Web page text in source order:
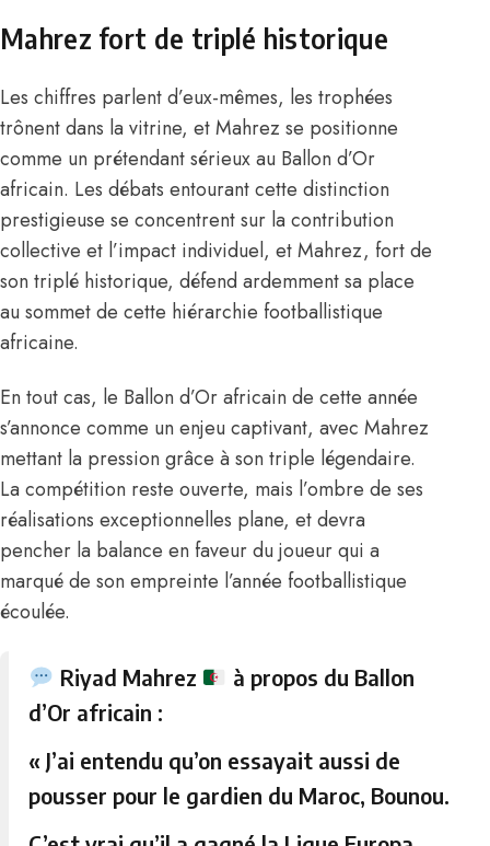
Mahrez fort de triplé historique
Les chiffres parlent d’eux-mêmes, les trophées
trônent dans la vitrine, et Mahrez se positionne
comme un prétendant sérieux au Ballon d’Or
africain. Les débats entourant cette distinction
prestigieuse se concentrent sur la contribution
collective et l’impact individuel, etMahrez, fort de
son triplé historique, défend ardemment sa place
au sommet de cette hiérarchie footballistique
africaine.
En tout cas, le Ballon d’Or africain de cette année
s’annonce comme un enjeu captivant, avec Mahrez
mettant la pression grâce à son triple légendaire.
La compétition reste ouverte, mais l’ombre de ses
réalisations exceptionnelles plane, et devra
pencher la balance en faveur du joueur qui a
marqué de son empreinte l’année footballistique
écoulée.
Riyad Mahrez
à propos du Ballon
d’Or africain :
« J’ai entendu qu’on essayait aussi de
pousser pour le gardien du Maroc, Bounou.